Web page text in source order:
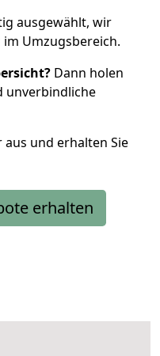
ausgewählt, wir
im Umzugsbereich.
Dann holen
unverbindliche
aus und erhalten Sie
erhalten